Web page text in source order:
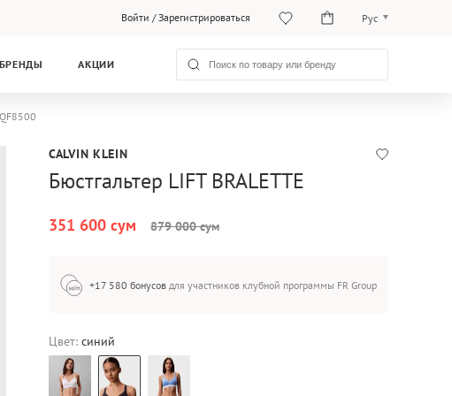
Войти /Зарегистрироваться Рус
Рус
БРЕНДЫ АКЦИИ
CALVIN KLEIN
Бюстгальтер LIFT BRALETTE
351 600 сум 879 000 сум
+17 580 бонусов для участников клубной программы FR Group
Цвет: синий